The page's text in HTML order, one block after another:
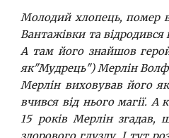
Молодий хлопець, помер в
Вантажівки та відродився
А там його знайшов
як"Мудрець") Мерлін
Мерлін виховував його
вчився від нього магії.
15 років Мерлін згадав,